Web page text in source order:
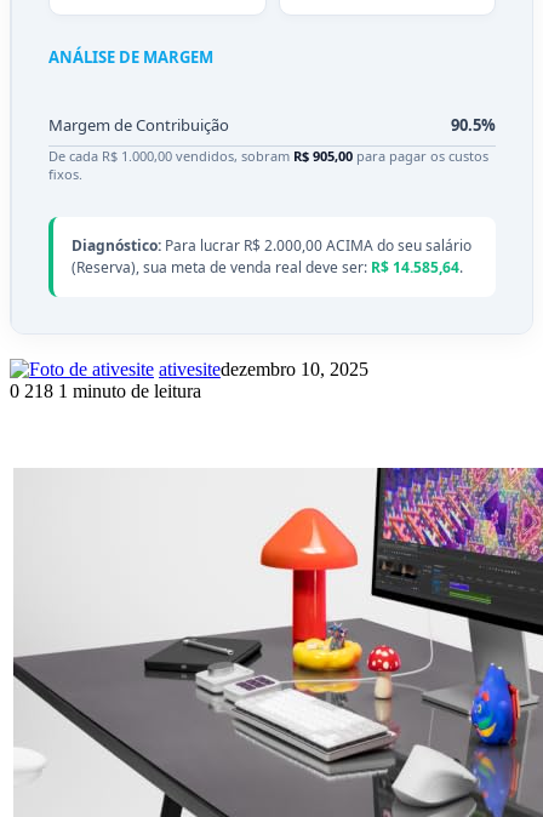
ANÁLISE DE MARGEM
Margem de Contribuição 90.5%
De cada R$ 1.000,00 vendidos, sobram R$ 905,00 para pagar os custos
fixos.
Diagnóstico: Para lucrar R$ 2.000,00 ACIMA do seu salário
(Reserva), sua meta de venda real deve ser: R$ 14.585,64.
ativesitedezembro 10, 2025
0 218 1 minuto de leitura